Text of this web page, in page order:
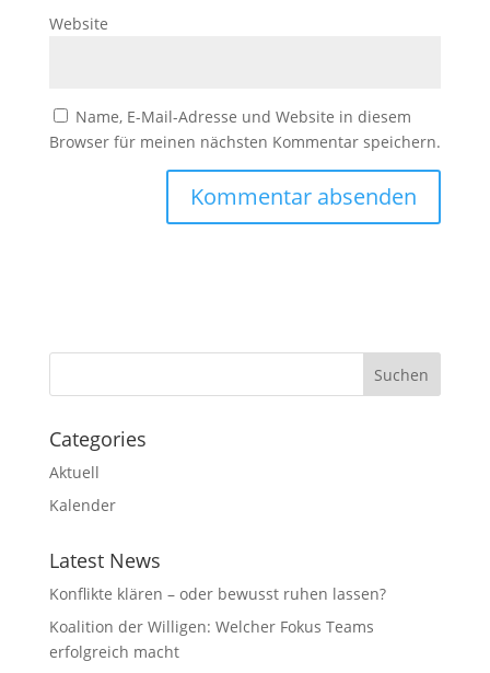
Website
Name, E-Mail-Adresse und Website in diesem
Browser für meinen nächsten Kommentar speichern.
Categories
Aktuell
Kalender
Latest News
Konflikte klären – oder bewusst ruhen lassen?
Koalition der Willigen: Welcher Fokus Teams
erfolgreich macht